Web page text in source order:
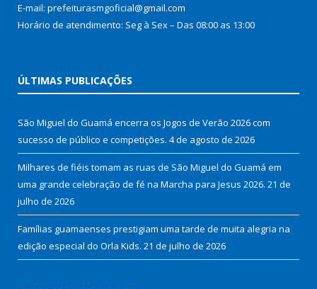
E-mail: prefeiturasmgoficial@gmail.com
Horário de atendimento: Seg à Sex – Das 08:00 as 13:00
ÚLTIMAS PUBLICAÇÕES
São Miguel do Guamá encerra os Jogos de Verão 2026 com
sucesso de público e competições. 4 de agosto de 2026
Milhares de fiéis tomam as ruas de São Miguel do Guamá em
uma grande celebração de fé na Marcha para Jesus 2026. 21 de
julho de 2026
Famílias guamaenses prestigiam uma tarde de muita alegria na
edição especial do Orla Kids. 21 de julho de 2026